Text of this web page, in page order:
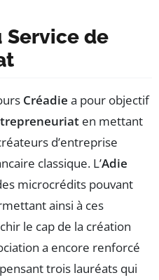
Service de
Créadie a pour objectif
en mettant
d’entreprise
classique. L’Adie
microcrédits pouvant
ainsi à ces
le cap de la création
a encore renforcé
trois lauréats qui